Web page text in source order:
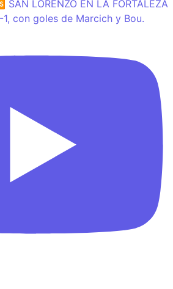
SAN LORENZO EN LA FORTALEZA
con goles de Marcich y Bou.